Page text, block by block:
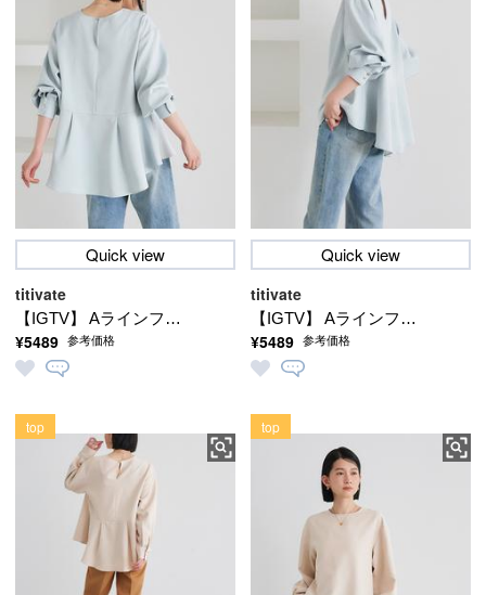
Quick view
【IGTV】 Aラインフレ
アブラウス
titivate
¥5489 参考価格
Quick view
【IGTV】 Aラインフレ
アブラウス
titivate
¥5489 参考価格
top top